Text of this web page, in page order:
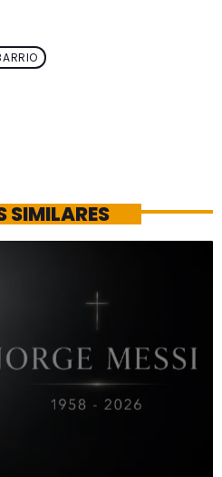
SIMILARES